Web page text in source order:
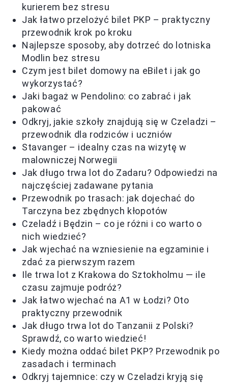
kurierem bez stresu
Jak łatwo przelożyć bilet PKP – praktyczny
przewodnik krok po kroku
Najlepsze sposoby, aby dotrzeć do lotniska
Modlin bez stresu
Czym jest bilet domowy na eBilet i jak go
wykorzystać?
Jaki bagaż w Pendolino: co zabrać i jak
pakować
Odkryj, jakie szkoły znajdują się w Czeladzi –
przewodnik dla rodziców i uczniów
Stavanger – idealny czas na wizytę w
malowniczej Norwegii
Jak długo trwa lot do Zadaru? Odpowiedzi na
najczęściej zadawane pytania
Przewodnik po trasach: jak dojechać do
Tarczyna bez zbędnych kłopotów
Czeladź i Będzin – co je różni i co warto o
nich wiedzieć?
Jak wjechać na wzniesienie na egzaminie i
zdać za pierwszym razem
Ile trwa lot z Krakowa do Sztokholmu — ile
czasu zajmuje podróż?
Jak łatwo wjechać na A1 w Łodzi? Oto
praktyczny przewodnik
Jak długo trwa lot do Tanzanii z Polski?
Sprawdź, co warto wiedzieć!
Kiedy można oddać bilet PKP? Przewodnik po
zasadach i terminach
Odkryj tajemnice: czy w Czeladzi kryją się